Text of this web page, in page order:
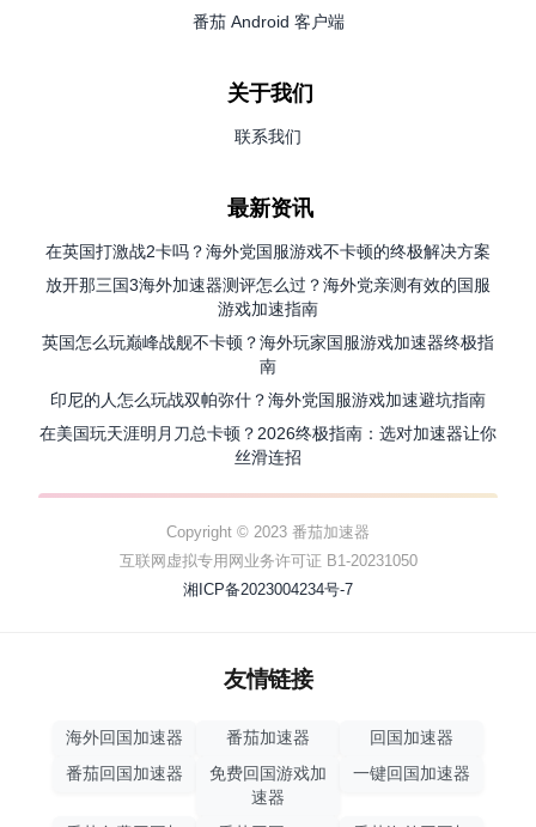
番茄 Android 客户端
关于我们
联系我们
最新资讯
在英国打激战2卡吗？海外党国服游戏不卡顿的终极解决方案
放开那三国3海外加速器测评怎么过？海外党亲测有效的国服
游戏加速指南
英国怎么玩巅峰战舰不卡顿？海外玩家国服游戏加速器终极指
南
印尼的人怎么玩战双帕弥什？海外党国服游戏加速避坑指南
在美国玩天涯明月刀总卡顿？2026终极指南：选对加速器让你
丝滑连招
Copyright © 2023 番茄加速器
互联网虚拟专用网业务许可证 B1-20231050
湘ICP备2023004234号-7
友情链接
海外回国加速器 番茄加速器
回国加速器
番茄回国加速器
免费回国游戏加
速器
一键回国加速器